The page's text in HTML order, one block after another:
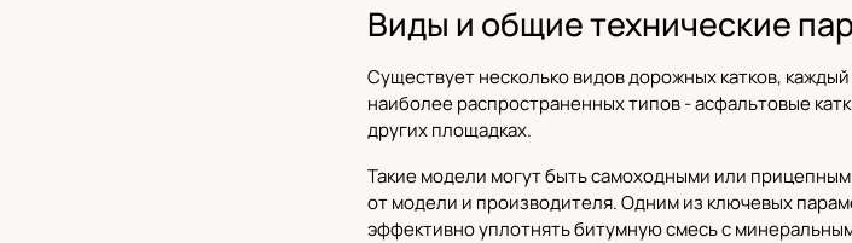
Виды и общие технические
Существует несколько видов дорожных катков,
наиболее распространенных типов - асфальтовые
других площадках.
Такие модели могут быть самоходными или
от модели и производителя. Одним из ключевых
эффективно уплотнять битумную смесь с